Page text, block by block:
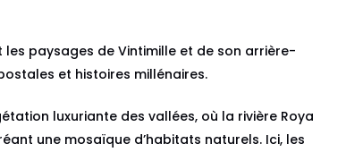
paysages de Vintimille et de son arrière-
et histoires millénaires.
luxuriante des vallées, où la rivière Roya
une mosaïque d’habitats naturels. Ici, les